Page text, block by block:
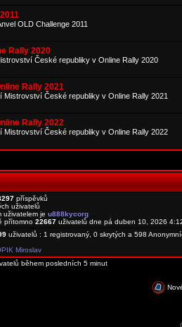
OLD Challenge 2011
Rally 2020
České republiky v Online Rally 2020
Rally 2021
Mistrovství České republiky v Online Rally 2021
Rally 2022
Mistrovství České republiky v Online Rally 2022
příspěvků
uživatelů
uživatelem je u888kycorg
přítomno 22667 uživatelů dne pá duben 10, 2026
uživatelů : 1 registrovaný, 0 skrytých a 598
Miroslav
během posledních 5 minut